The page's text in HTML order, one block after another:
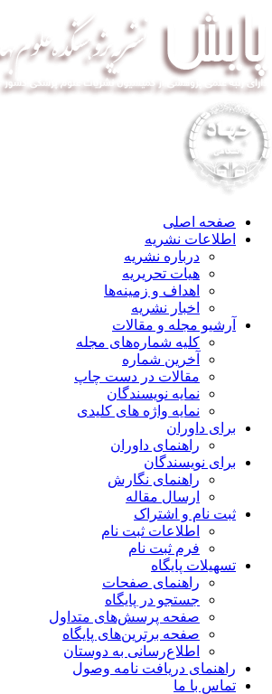
صفحه اصلی
اطلاعات نشریه
درباره نشریه
هیات تحریریه
اهداف و زمینه‌ها
اخبار نشریه
آرشیو مجله و مقالات
کلیه شماره‌های مجله
آخرین شماره
مقالات در دست چاپ
نمایه نویسندگان
نمایه واژه های کلیدی
برای داوران
راهنمای داوران
برای نویسندگان
راهنمای نگارش
ارسال مقاله
ثبت نام و اشتراک
اطلاعات ثبت نام
فرم ثبت نام
تسهیلات پایگاه
راهنمای صفحات
جستجو در پایگاه
صفحه پرسش‌های متداول
صفحه برترین‌های پایگاه
اطلاع‌رسانی به دوستان
راهنمای دریافت نامه وصول
تماس با ما